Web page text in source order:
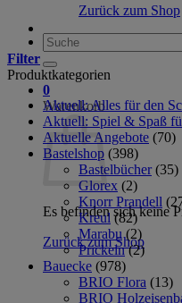
Zurück zum Shop
Suche
nach:
0
Warenkorb
Es befinden sich keine
Zurück zum Shop
Filter
Produktkategorien
Aktuell: Alles für den
Aktuell: Spiel & Spaß
Aktuelle Angebote (70)
Bastelshop (398)
Bastelbücher (35)
Glorex (2)
Knorr Prandell
Kreul (82)
Marabu (2)
Prickeln (2)
Bauecke (978)
BRIO Flora (13)
BRIO